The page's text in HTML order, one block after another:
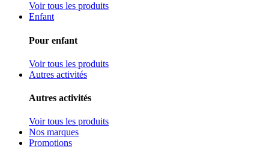
Voir tous les produits
Enfant
Pour enfant
Voir tous les produits
Autres activités
Autres activités
Voir tous les produits
Nos marques
Promotions